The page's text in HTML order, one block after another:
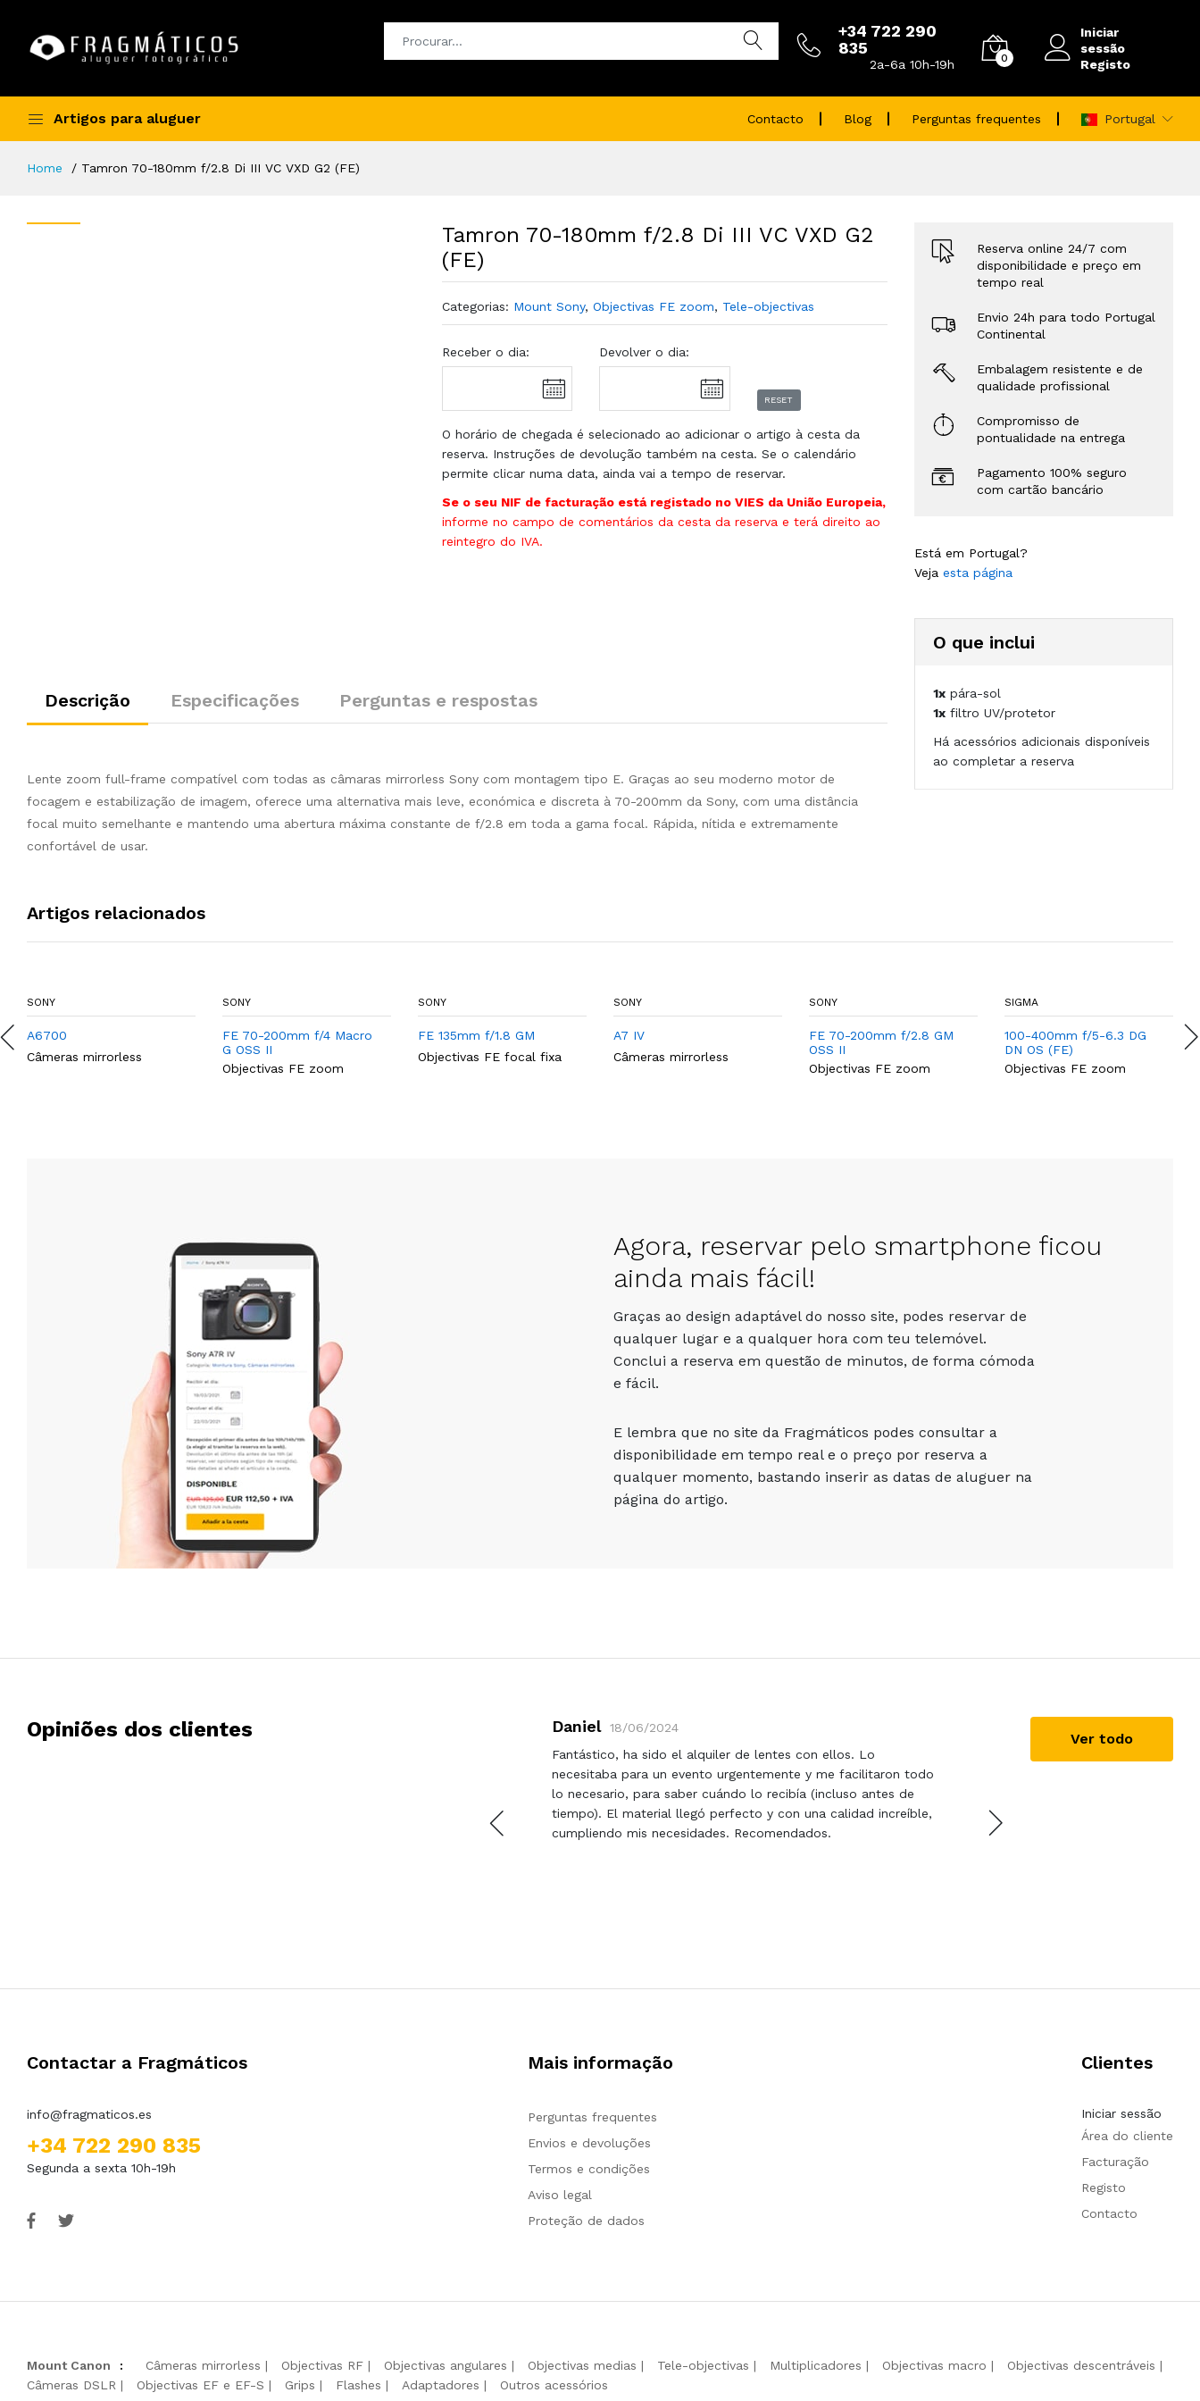
+34 722 290
835
2a-6a 10h-19h 0
Iniciar
sessão
Registo
Artigos para aluguer Contacto Blog Perguntas frequentes Portugal
Home Tamron 70-180mm f/2.8 Di III VC VXD G2 (FE)
Tamron 70-180mm f/2.8 Di III VC VXD G2
(FE)
Categorias: Mount Sony, Objectivas FE zoom, Tele-objectivas
Receber o dia: Devolver o dia:
RESET
O horário de chegada é selecionado ao adicionar o artigo à cesta da
reserva. Instruções de devolução também na cesta. Se o calendário
permite clicar numa data, ainda vai a tempo de reservar.
Se o seu NIF de facturação está registado no VIES da União Europeia,
informe no campo de comentários da cesta da reserva e terá direito ao
reintegro do IVA.
Descrição Especificações Perguntas e respostas
Lente zoom full-frame compatível com todas as câmaras mirrorless Sony com montagem tipo E. Graças ao seu moderno motor de
focagem e estabilização de imagem, oferece uma alternativa mais leve, económica e discreta à 70-200mm da Sony, com uma distância
focal muito semelhante e mantendo uma abertura máxima constante de f/2.8 em toda a gama focal. Rápida, nítida e extremamente
confortável de usar.
Reserva online 24/7 com
disponibilidade e preço em
tempo real
Envio 24h para todo Portugal
Continental
Embalagem resistente e de
qualidade profissional
Compromisso de
pontualidade na entrega
Pagamento 100% seguro
com cartão bancário
Está em Portugal?
Veja esta página
O que inclui
1x pára-sol
1x filtro UV/protetor
Há acessórios adicionais disponíveis
ao completar a reserva
Artigos relacionados
SONY
A6700
Câmeras mirrorless
SONY
FE 70-200mm f/4 Macro
G OSS II
Objectivas FE zoom
SONY
FE 135mm f/1.8 GM
Objectivas FE focal fixa
SONY
A7 IV
Câmeras mirrorless
SONY
FE 70-200mm f/2.8 GM
OSS II
Objectivas FE zoom
SIGMA
100-400mm f/5-6.3 DG
DN OS (FE)
Objectivas FE zoom
Agora, reservar pelo smartphone ficou
ainda mais fácil!
Graças ao design adaptável do nosso site, podes reservar de
qualquer lugar e a qualquer hora com teu telemóvel.
Conclui a reserva em questão de minutos, de forma cómoda
e fácil.
E lembra que no site da Fragmáticos podes consultar a
disponibilidade em tempo real e o preço por reserva a
qualquer momento, bastando inserir as datas de aluguer na
página do artigo.
Opiniões dos clientes
ANGEL FELIPE CEBALLOS Daniel
18/06/2024
Fantástico, ha sido el alquiler de lentes con ellos. Lo
necesitaba para un evento urgentemente y me facilitaron todo
lo necesario, para saber cuándo lo recibía (incluso antes de
tiempo). El material llegó perfecto y con una calidad increíble,
cumpliendo mis necesidades. Recomendados.
Ver todo
Contactar a Fragmáticos
info@fragmaticos.es
+34 722 290 835
Segunda a sexta 10h-19h
Mais informação
Perguntas frequentes
Envios e devoluções
Termos e condições
Aviso legal
Proteção de dados
Clientes
Iniciar sessão
Área do cliente
Facturação
Registo
Contacto
Mount Canon : Câmeras mirrorless Objectivas RF Objectivas angulares Objectivas medias Tele-objectivas Multiplicadores Objectivas macro
Objectivas descentráveis
Câmeras DSLR
Objectivas EF e EF-S Grips Flashes Adaptadores Outros acessórios